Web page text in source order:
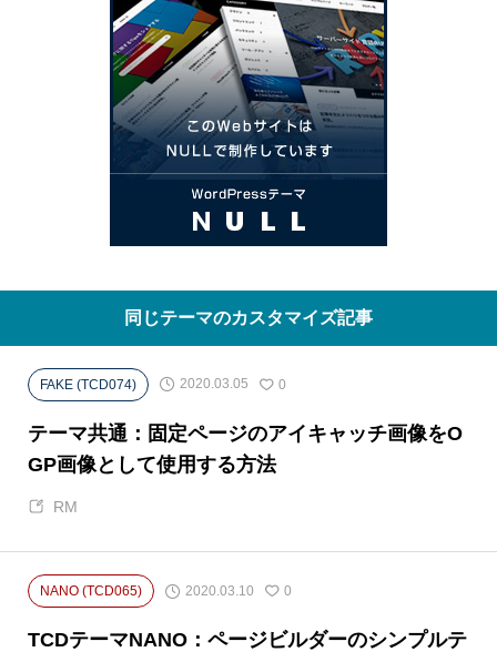
同じテーマのカスタマイズ記事
FAKE (TCD074) 2020.03.05 0
テーマ共通：固定ページのアイキャッチ画像をO
GP画像として使用する方法
RM
NANO (TCD065) 2020.03.10 0
TCDテーマNANO：ページビルダーのシンプルテ